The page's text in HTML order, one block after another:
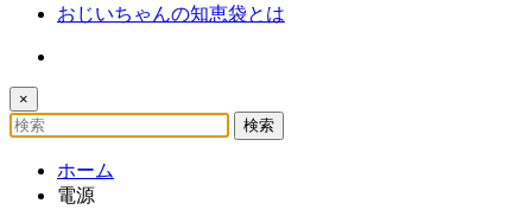
おじいちゃんの知恵袋とは
×
ホーム
電源